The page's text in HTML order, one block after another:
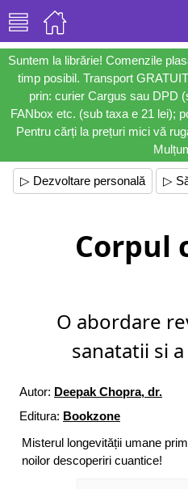
Suntem la librărie! Comenzile
timp posibil. Transport
prin: curier Cargus sau DPD
FANbox etc. (sub taxa e 21 lei);
Pentru cărți la prețuri mici vă
▷ Dezvoltare personală ▷
Corpul
O abordare
sanatatii si
Autor: Deepak Chopra, dr.
Editura: Bookzone
Misterul longevității umane
noilor descoperiri cuantice!